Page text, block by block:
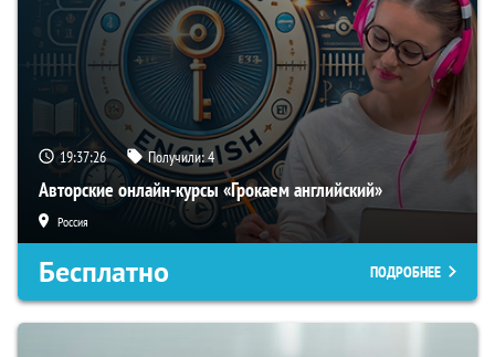
19:37:25 Получили:4
Авторские онлайн-курсы «Грокаем английский»
Россия
Бесплатно ПОДРОБНЕЕ